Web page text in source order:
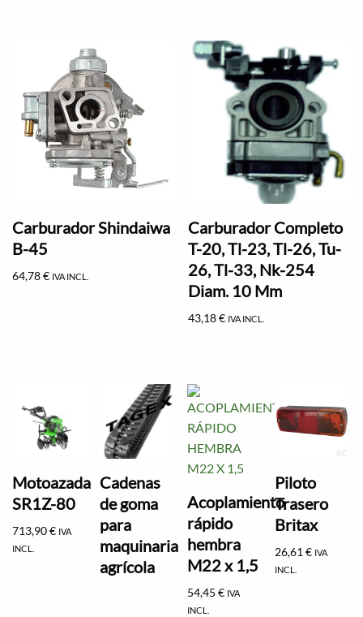
Carburador Shindaiwa
B-45
64,78€ IVA INCL.
Carburador Completo
T-20, Tl-23, Tl-26, Tu-
26, Tl-33, Nk-254
Diam. 10 Mm
43,18€ IVA INCL.
Motoazada
SR1Z-80
713,90€ IVA
INCL.
Cadenas
de goma
para
maquinaria
agrícola
Acoplamiento
rápido
hembra
M22 x 1,5
54,45€ IVA
INCL.
Piloto
Trasero
Britax
26,61€ IVA
INCL.